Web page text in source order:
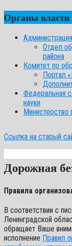
Органы власти
Отдел
района
Комитет по
Портал
Федеральная
науки
Ссылка на старый
Дорожная
Правила
В соответствии с
Ленинградской
обращает Ваше
исполнение Правил